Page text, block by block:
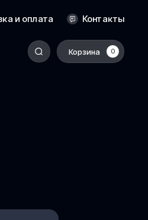
и оплата Контакты
Корзина 0
Оренбург
Пермь
Ростов-на-Дону
Уссурийск